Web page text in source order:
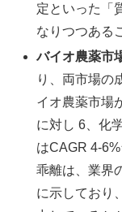
定といった「
なりつつある
バイオ農薬市
り、両市場の
イオ農薬市場
に対し 6、化
はCAGR 4-
乖離は、業界
に示しており